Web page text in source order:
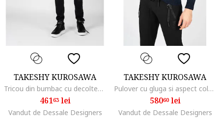
TAKESHY KUROSAWA
Tricou din bumbac cu decolteu la baza gatului,
46163lei
Vandut de Dessale Designers
TAKESHY KUROSAWA
Pulover cu gluga si aspect colorblock,
58060lei
Vandut de Dessale Designers